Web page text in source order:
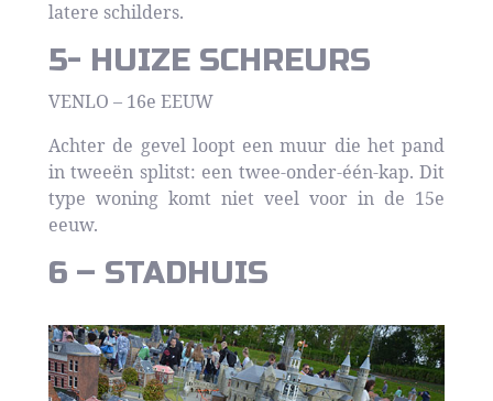
latere schilders.
5- HUIZE SCHREURS
VENLO – 16e EEUW
Achter de gevel loopt een muur die het pand
in tweeën splitst: een twee-onder-één-kap. Dit
type woning komt niet veel voor in de 15e
eeuw.
6 – STADHUIS